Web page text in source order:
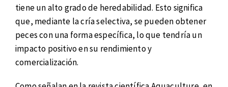
tiene un alto grado de heredabilidad. Esto significa
que, mediante la cría selectiva, se pueden obtener
peces con una forma específica, lo que tendría un
impacto positivo en su rendimiento y
comercialización.